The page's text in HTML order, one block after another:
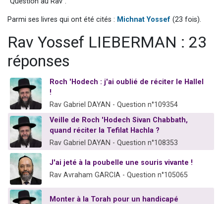
30 personnes viennent de faire un don pour Sauvez la jambe de Yohan
Il reste 49 places pour étudier en groupe sur Zoom
Parmi ses livres qui ont été cités : Michnat Yossef (23 fois).
Rav Yossef LIEBERMAN : 23
réponses
Roch 'Hodech : j'ai oublié de réciter le Hallel
!
Rav Gabriel DAYAN - Question n°109354
Veille de Roch 'Hodech Sivan Chabbath,
quand réciter la Tefilat Hachla ?
Rav Gabriel DAYAN - Question n°108353
J'ai jeté à la poubelle une souris vivante !
Rav Avraham GARCIA - Question n°105065
Monter à la Torah pour un handicapé